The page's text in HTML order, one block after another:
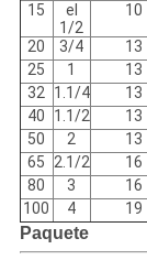
15
el
1/2
10
20 3/4 13
25
1 13
32 1.1/4 13
40
1.1/2 13
50
2 13
65 2.1/2 16
80
3 16
100
4 19
Paquete